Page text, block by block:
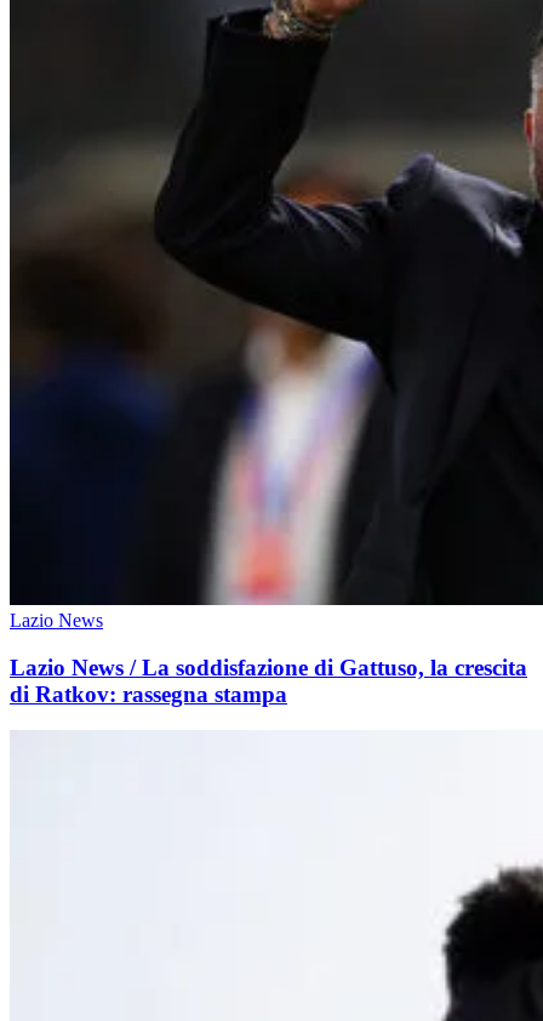
Lazio News
Lazio News / La soddisfazione di Gattuso, la crescita
di Ratkov: rassegna stampa